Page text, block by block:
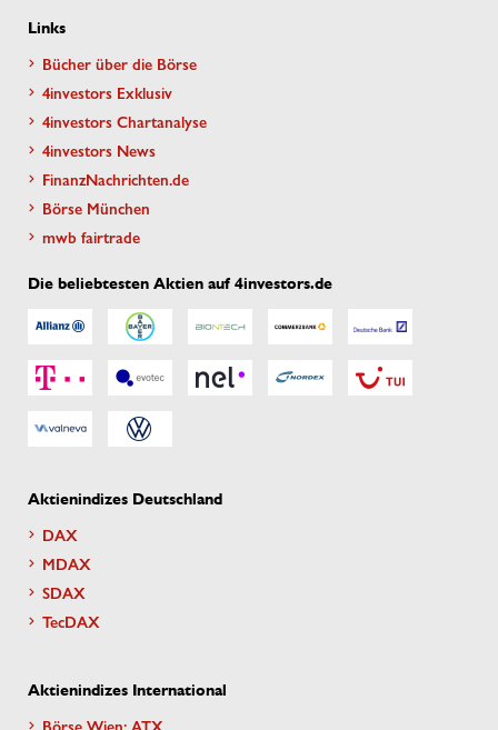
Links
Bücher über die Börse
4investors Exklusiv
4investors Chartanalyse
4investors News
FinanzNachrichten.de
Börse München
mwb fairtrade
Die beliebtesten Aktien auf 4investors.de
Aktienindizes Deutschland
DAX
MDAX
SDAX
TecDAX
Aktienindizes International
Börse Wien: ATX